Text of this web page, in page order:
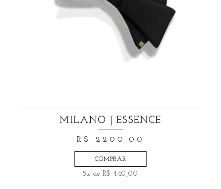
MILANO | ESSENCE
R$ 2200.00
COMPRAR
5x de R$ 440,00